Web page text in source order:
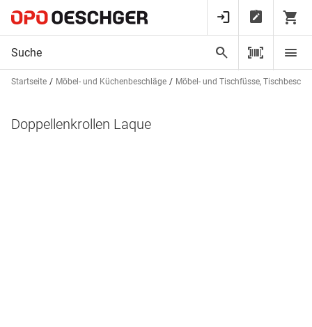
Startseite Möbel- und Küchenbeschläge Möbel- und Tischfüsse,
Doppellenkrollen Laque